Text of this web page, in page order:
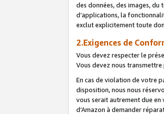
des données, des images,
d’applications, la
exclut explicitement toute
2.Exigences de
Vous devez respecter le
Vous devez nous
En cas de violation de votre
disposition, nous nous
vous serait autrement due
d’Amazon à demander